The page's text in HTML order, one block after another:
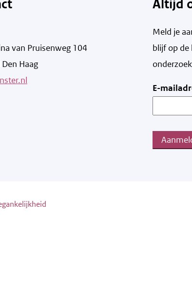
van Pruisenweg 104
Haag
Altijd
Meld je
blijf op de
E-